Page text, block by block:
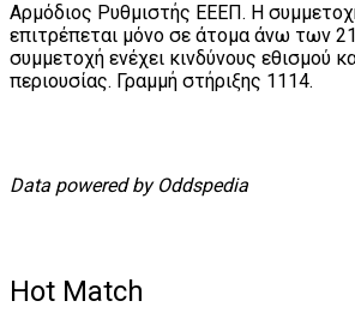
Αρμόδιος Ρυθμιστής ΕΕΕΠ. Η
επιτρέπεται μόνο σε άτομα άνω των
συμμετοχή ενέχει κινδύνους εθισμού
περιουσίας. Γραμμή στήριξης 1114.
Data powered by Oddspedia
Hot Match